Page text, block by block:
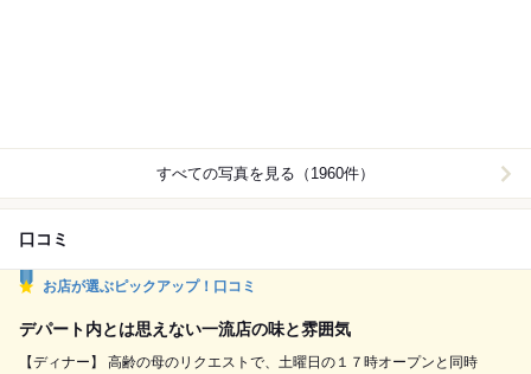
すべての写真を見る（1960件）
口コミ
お店が選ぶピックアップ！口コミ
デパート内とは思えない一流店の味と雰囲気
【ディナー】 高齢の母のリクエストで、土曜日の１７時オープンと同時